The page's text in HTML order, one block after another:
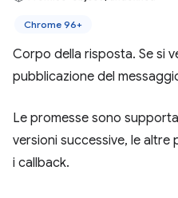
Chrome 96+
Corpo della risposta. Se si
pubblicazione del
Le promesse sono
versioni successive, le
i callback.